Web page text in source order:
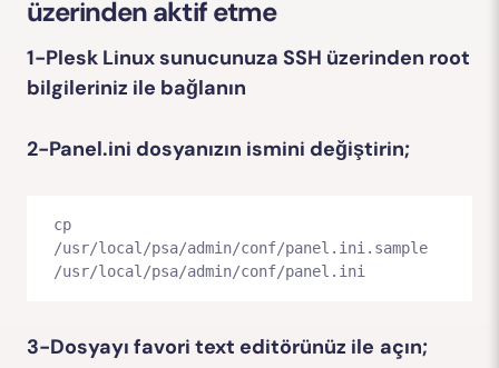
üzerinden aktif etme
1-Plesk Linux sunucunuza SSH üzerinden root
bilgileriniz ile bağlanın
2-Panel.ini dosyanızın ismini değiştirin;
cp
/usr/local/psa/admin/conf/panel.ini.sample
/usr/local/psa/admin/conf/panel.ini
3-Dosyayı favori text editörünüz ile açın;